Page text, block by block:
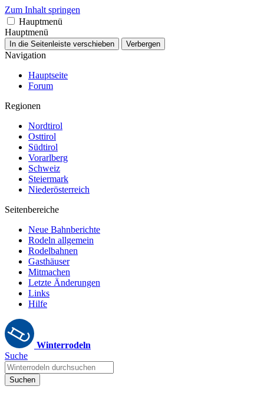
Zum Inhalt springen
Hauptmenü
Hauptmenü
In die Seitenleiste verschieben Verbergen
Navigation
Hauptseite
Forum
Regionen
Nordtirol
Osttirol
Südtirol
Vorarlberg
Schweiz
Steiermark
Niederösterreich
Seitenbereiche
Neue Bahnberichte
Rodeln allgemein
Rodelbahnen
Gasthäuser
Mitmachen
Letzte Änderungen
Links
Hilfe
Winterrodeln
Suche
Suchen